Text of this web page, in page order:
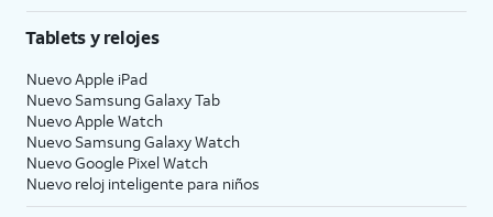
Tablets y relojes
Nuevo Apple iPad
Nuevo Samsung Galaxy Tab
Nuevo Apple Watch
Nuevo Samsung Galaxy Watch
Nuevo Google Pixel Watch
Nuevo reloj inteligente para niños